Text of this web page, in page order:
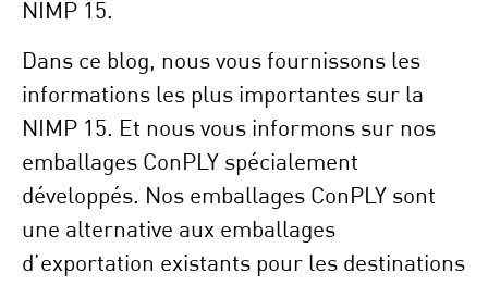
NIMP 15.
Dans ce blog, nous vous fournissons les
informations les plus importantes sur la
NIMP 15. Et nous vous informons sur nos
emballages ConPLY spécialement
développés. Nos emballages ConPLY sont
une alternative aux emballages
d’exportation existants pour les destinations